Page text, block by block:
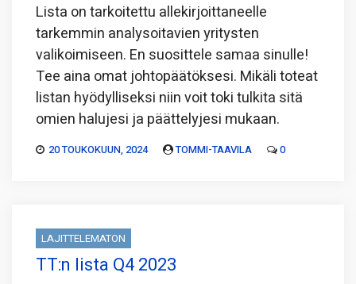
Lista on tarkoitettu allekirjoittaneelle
tarkemmin analysoitavien yritysten
valikoimiseen. En suosittele samaa sinulle!
Tee aina omat johtopäätöksesi. Mikäli toteat
listan hyödylliseksi niin voit toki tulkita sitä
omien halujesi ja päättelyjesi mukaan.
20 TOUKOKUUN, 2024 TOMMI-TAAVILA 0
LAJITTELEMATON
TT:n lista Q4 2023